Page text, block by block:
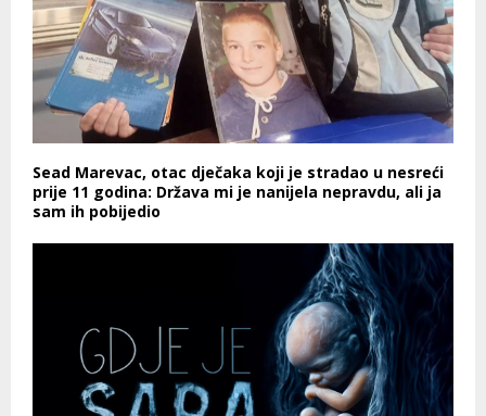
Sead Marevac, otac dječaka koji je stradao u nesreći
prije 11 godina: Država mi je nanijela nepravdu, ali ja
sam ih pobijedio